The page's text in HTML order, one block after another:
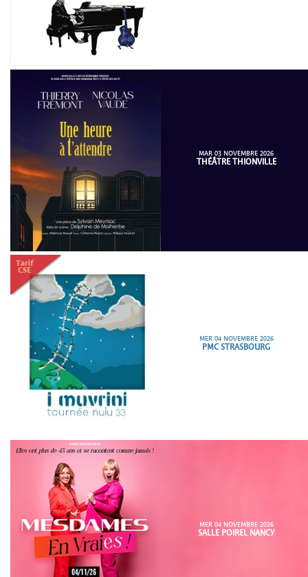
MAR 03 NOVEMBRE 2026
THÉÂTRE THIONVILLE
MER 04 NOVEMBRE 2026
PMC STRASBOURG
MER 04 NOVEMBRE 2026
SALLE POIREL NANCY